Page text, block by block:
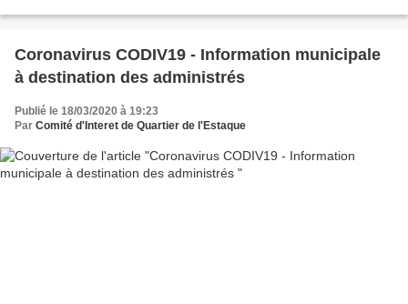
Coronavirus CODIV19 - Information municipale
à destination des administrés
Publié le 18/03/2020 à 19:23
Par Comité d'Interet de Quartier de l'Estaque